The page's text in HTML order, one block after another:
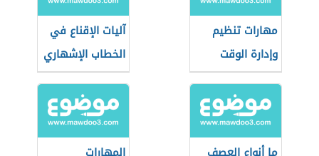
مهارات تنظيم
وإدارة الوقت
آليات الإقناع في
الخطاب الإشهاري